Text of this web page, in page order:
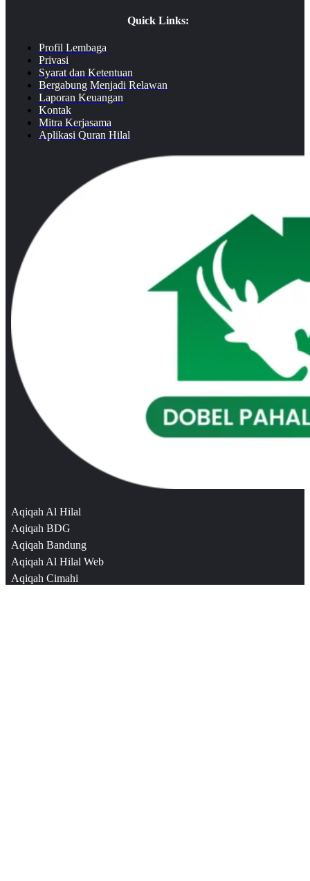
Quick Links:
Profil Lembaga
Privasi
Syarat dan Ketentuan
Bergabung Menjadi Relawan
Laporan Keuangan
Kontak
Mitra Kerjasama
Aplikasi Quran Hilal
Aqiqah Al Hilal
Aqiqah BDG
Aqiqah Bandung
Aqiqah Al Hilal Web
Aqiqah Cimahi